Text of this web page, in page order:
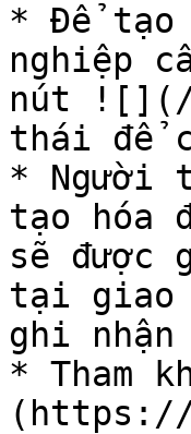
* Để tạo
nghiệp
nút ![](/
thái để
* Người
tạo hóa
sẽ được
tại giao
ghi
* Tham
(https://